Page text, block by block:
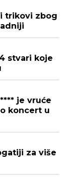
trikovi zbog
stvari koje
je vruće
koncert u
za više